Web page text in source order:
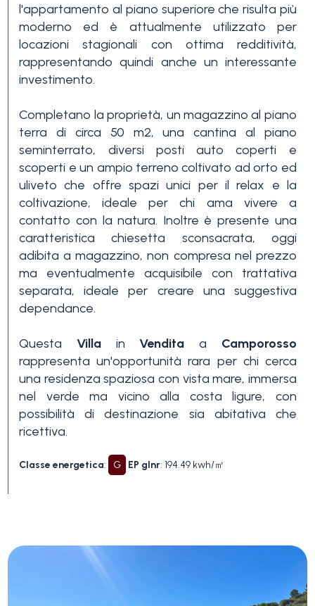
l'appartamento al piano superiore che risulta più
moderno ed è attualmente utilizzato per
locazioni stagionali con ottima redditività,
rappresentando quindi anche un interessante
investimento.
Completano la proprietà, un magazzino al piano
terra di circa 50 m2, una cantina al piano
seminterrato, diversi posti auto coperti e
scoperti e un ampio terreno coltivato ad orto ed
uliveto che offre spazi unici per il relax e la
coltivazione, ideale per chi ama vivere a
contatto con la natura. Inoltre è presente una
caratteristica chiesetta sconsacrata, oggi
adibita a magazzino, non compresa nel prezzo
ma eventualmente acquisibile con trattativa
separata, ideale per creare una suggestiva
dependance.
Questa Villain Vendita a Camporosso
rappresenta un'opportunità rara per chi cerca
una residenza spaziosa con vista mare, immersa
nel verde ma vicino alla costa ligure, con
possibilità di destinazione sia abitativa che
ricettiva.
Classe energetica: G EP glnr: 194.49 kwh/㎡
Vista mare